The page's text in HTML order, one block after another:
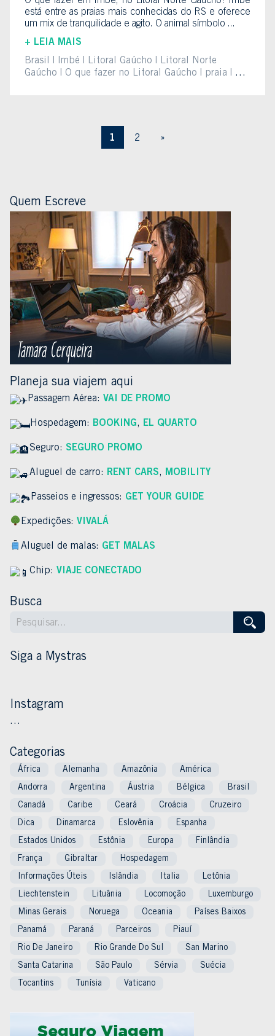
está entre as praias mais conhecidas do RS e oferece
um mix de tranquilidade e agito. O animal símbolo ...
+ LEIA MAIS
Brasil
Imbé Litoral Gaúcho
Litoral Norte
Gaúcho
O que fazer no Litoral Gaúcho praia
Rio
1 2 »
Quem Escreve
Planeja sua viajem aqui
Passagem Aérea: VAI DE PROMO
Hospedagem: BOOKING, EL QUARTO
Seguro: SEGURO PROMO
Aluguel de carro: RENT CARS, MOBILITY
Passeios e ingressos: GET YOUR GUIDE
Expedições:VIVALÁ
Aluguel de malas: GET MALAS
Chip: VIAJE CONECTADO
Busca
Siga a Mystras
Instagram
…
Categorias
África Alemanha Amazônia América
Andorra Argentina Áustria Bélgica Brasil
Canadá Caribe Ceará Croácia Cruzeiro
Dica Dinamarca Eslovênia Espanha
Estados Unidos Estônia Europa Finlândia
França Gibraltar Hospedagem
Informações Úteis Islândia Italia Letônia
Liechtenstein Lituânia Locomoção Luxemburgo
Minas Gerais Noruega Oceania Países Baixos
Panamá Paraná Parceiros Piauí
Rio De Janeiro Rio Grande Do Sul San Marino
Santa Catarina São Paulo Sérvia Suécia
Tocantins Tunísia Vaticano